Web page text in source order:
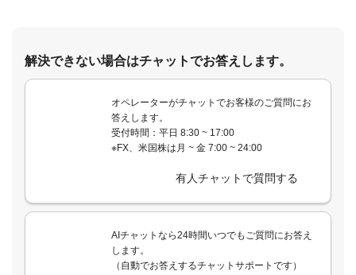
解決できない場合はチャットでお答えします。
オペレーターがチャットでお客様のご質問にお
答えします。
受付時間：平日 8:30 ~ 17:00
※FX、米国株は月 ~ 金 7:00 ~ 24:00
有人チャットで質問する
AIチャットなら24時間いつでもご質問にお答え
します。
（自動でお答えするチャットサポートです）